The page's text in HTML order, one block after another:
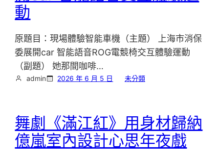
動
原題目：現場體驗智能車機（主題） 上海市消保
委展開car 智能語音ROG電競椅交互體驗運動
（副題） 她那間咖啡…
admin 2026 年 6 月 5 日 未分類
舞劇《滿江紅》用身材歸納
億嵐室內設計心思年夜戲